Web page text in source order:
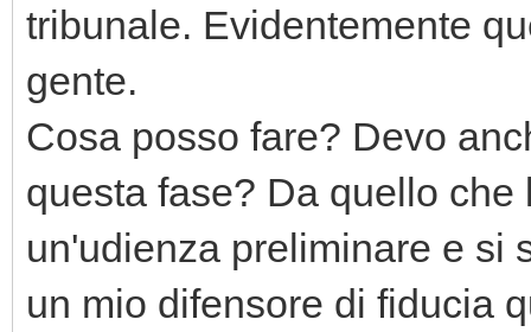
tribunale. Evidentemente
gente.
Cosa posso fare? Devo
questa fase? Da quello
un'udienza preliminare e si
un mio difensore di fiducia